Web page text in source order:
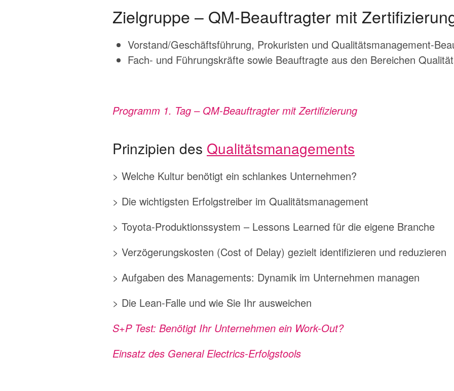
Zielgruppe – QM-Beauftragter mit
Vorstand/Geschäftsführung, Prokuristen und Qualitätsmanagement-
Fach- und Führungskräfte sowie Beauftragte aus den Bereichen
Programm 1. Tag – QM-Beauftragter mit Zertifizierung
Prinzipien des Qualitätsmanagements
> Welche Kultur benötigt ein schlankes Unternehmen?
> Die wichtigsten Erfolgstreiber im Qualitätsmanagement
> Toyota-Produktionssystem – Lessons Learned für die eigene Branche
> Verzögerungskosten (Cost of Delay) gezielt identifizieren und reduzieren
> Aufgaben des Managements: Dynamik im Unternehmen managen
> Die Lean-Falle und wie Sie Ihr ausweichen
S+P Test: Benötigt Ihr Unternehmen ein Work-Out?
Einsatz des General Electrics-Erfolgstools